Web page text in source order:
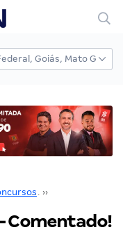
››
Comentado!